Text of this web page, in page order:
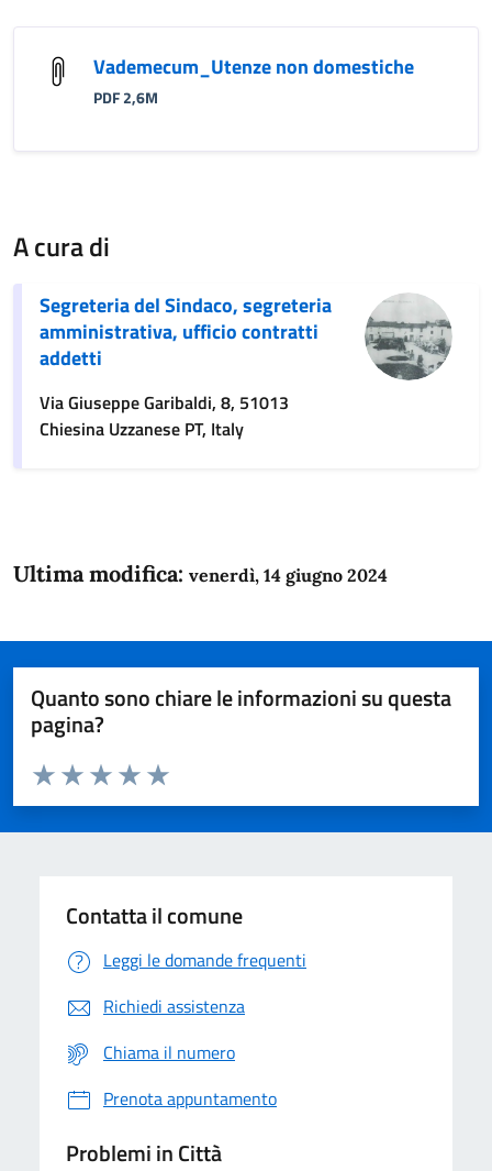
Vademecum_Utenze non domestiche
PDF 2,6M
A cura di
Segreteria del Sindaco, segreteria
amministrativa, ufficio contratti
addetti
Via Giuseppe Garibaldi, 8, 51013
Chiesina Uzzanese PT, Italy
Ultima modifica: venerdì, 14 giugno 2024
Quanto sono chiare le informazioni su questa
pagina?
Domanda
Valuta da 1 a 5 stelle la pagina
Valuta 5 stelle su 5
Valuta 4 stelle su 5
Valuta 3 stelle su 5
Valuta 2 stelle su 5
Valuta 1 stelle su 5
Contatta il comune
Leggi le domande frequenti
Richiedi assistenza
Chiama il numero
Prenota appuntamento
Problemi in Città